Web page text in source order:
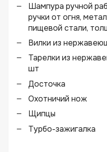
Шампура ручной
ручки от огня,
пищевой стали,
Вилки из
Тарелки из
шт
Досточка
Охотничий нож
Щипцы
Турбо-зажигалка